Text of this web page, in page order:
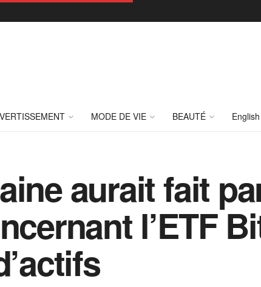
MODE DE VIE BEAUTÉ
aurait fait
l’ETF